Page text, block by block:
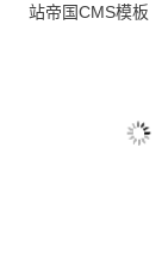
站帝国CMS模板